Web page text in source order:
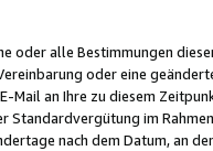
oder alle Bestimmungen
oder eine
Mail an Ihre zu diesem
Standardvergütung im
nach dem Datum, an